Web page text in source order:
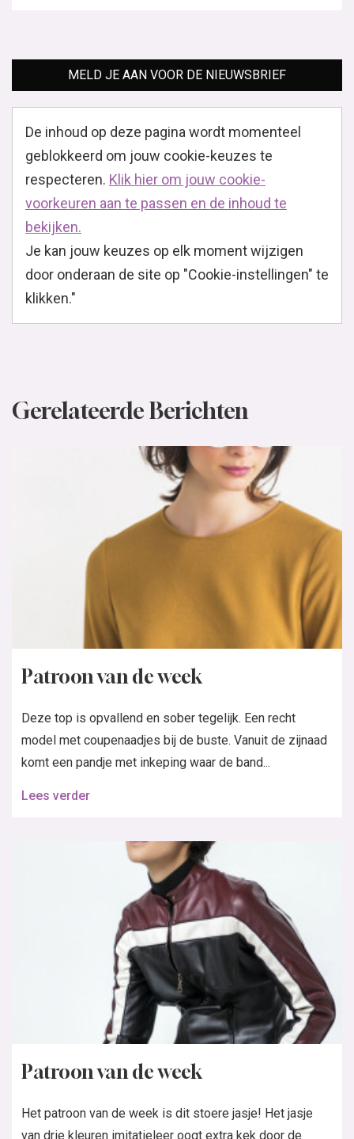
MELD JE AAN VOOR DE NIEUWSBRIEF
De inhoud op deze pagina wordt momenteel
geblokkeerd om jouw cookie-keuzes te
respecteren. Klik hier om jouw cookie-
voorkeuren aan te passen en de inhoud te
bekijken.
Je kan jouw keuzes op elk moment wijzigen
door onderaan de site op "Cookie-instellingen" te
klikken."
Gerelateerde Berichten
Patroon van de week
Deze top is opvallend en sober tegelijk. Een recht
model met coupenaadjes bij de buste. Vanuit de zijnaad
komt een pandje met inkeping waar de band...
Lees verder
Patroon van de week
Het patroon van de week is dit stoere jasje! Het jasje
van drie kleuren imitatieleer oogt extra kek door de